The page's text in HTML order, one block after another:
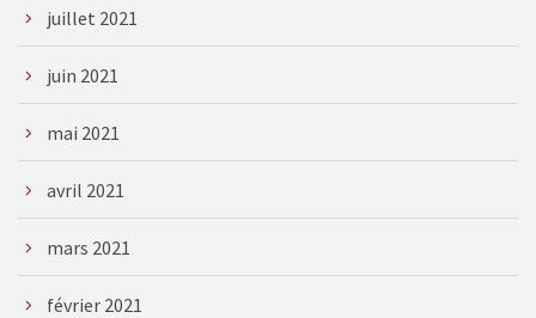
juillet 2021
juin 2021
mai 2021
avril 2021
mars 2021
février 2021